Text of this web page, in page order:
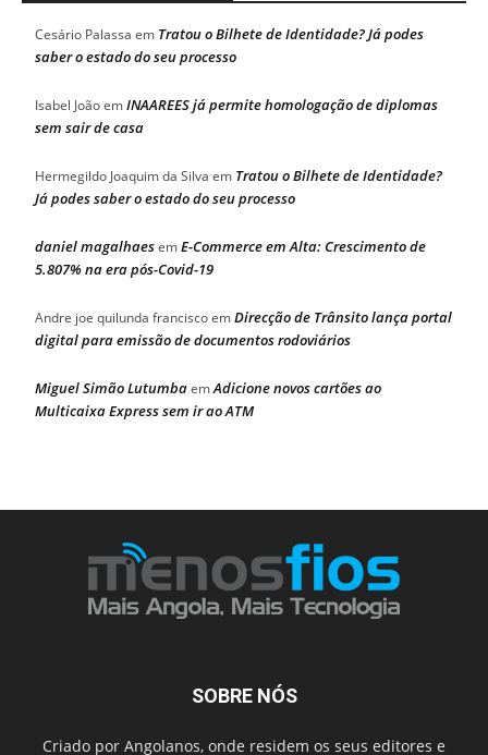
Cesário Palassa em Tratou o Bilhete de Identidade? Já podes
saber o estado do seu processo
Isabel JoãoemINAAREES já permite homologação de diplomas
sem sair de casa
Hermegildo Joaquim da Silva em Tratou o Bilhete de Identidade?
Já podes saber o estado do seu processo
daniel magalhaesemE-Commerce em Alta: Crescimento de
5.807% na era pós-Covid-19
Andre joe quilunda franciscoemDirecção de Trânsito lança portal
digital para emissão de documentos rodoviários
Miguel Simão LutumbaemAdicione novos cartões ao
Multicaixa Express sem ir ao ATM
SOBRE NÓS
Criado por Angolanos, onde residem os seus editores e